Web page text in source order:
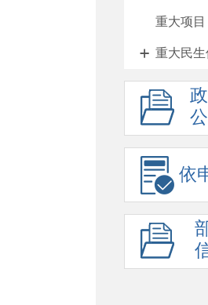
重大项目
重大民生
人大代
提案办理
政府工
其他法定
公务员
防范化
依